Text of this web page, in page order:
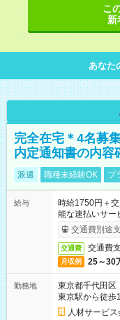
こ
新
あなた
完全在宅＊4名募
内定通知書の内容
派遣 職種未経験OK ブ
給与
時給1750円＋
能な速払いサー
交通費別途
交通費 交通費
月収例 25～30
勤務地
東京都千代田区
東京駅から徒歩
人材サービス